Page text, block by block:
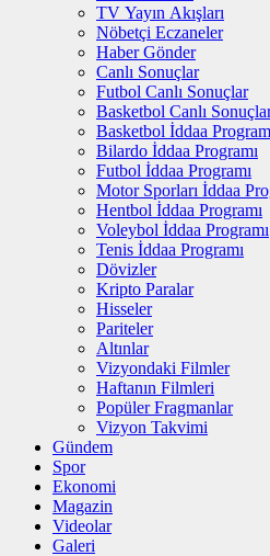
TV Yayın Akışları
Nöbetçi Eczaneler
Haber Gönder
Canlı Sonuçlar
Futbol Canlı Sonuçlar
Basketbol Canlı
Basketbol İddaa
Bilardo İddaa Programı
Futbol İddaa Programı
Motor Sporları İddaa
Hentbol İddaa Programı
Voleybol İddaa Programı
Tenis İddaa Programı
Dövizler
Kripto Paralar
Hisseler
Pariteler
Altınlar
Vizyondaki Filmler
Haftanın Filmleri
Popüler Fragmanlar
Vizyon Takvimi
Gündem
Spor
Ekonomi
Magazin
Videolar
Galeri